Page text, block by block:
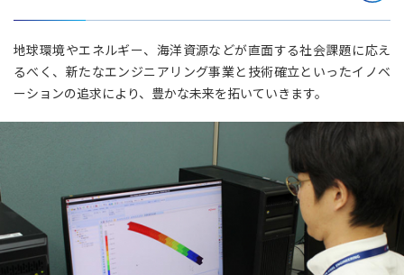
地球環境やエネルギー、海洋資源などが直面する社会課題に応え
るべく、新たなエンジニアリング事業と技術確立といったイノベ
ーションの追求により、豊かな未来を拓いていきます。